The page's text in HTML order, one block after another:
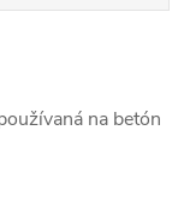
na betón